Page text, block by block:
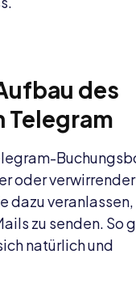
des
Telegram
oder
dazu veranlassen,
zu senden. So
natürlich und